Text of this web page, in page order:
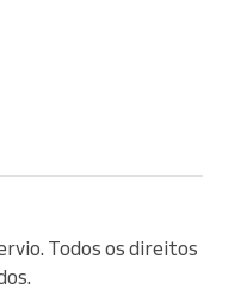
Todos os direitos